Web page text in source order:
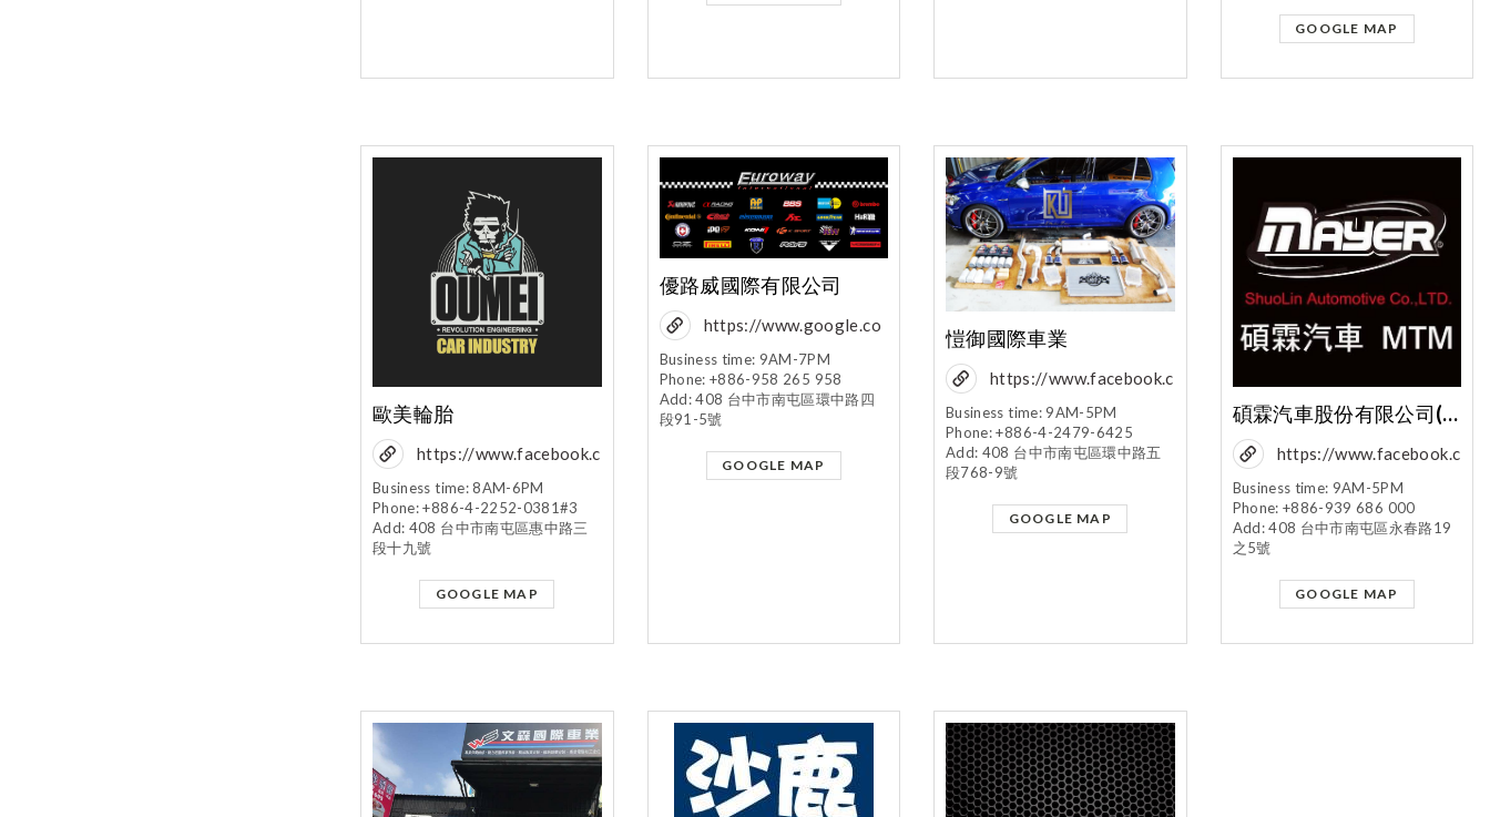
GOOGLE MAP
歐美輪胎
https://www.facebook.c
om/oumeiluntai/?
fref=ts
Business time: 8AM-6PM
Phone: +886-4-2252-0381#3
Add: 408 台中市南屯區惠中路三
段十九號
GOOGLE MAP
優路威國際有限公司
https://www.google.co
m/maps/place/優路威國
際有限公
司/@24.1443045,120.
1!4b1!4m5!3m4!1s0x3
Business time: 9AM-7PM
Phone: +886-958 265 958
Add: 408 台中市南屯區環中路四
段91-5號
GOOGLE MAP
愷御國際車業
https://www.facebook.c
om/kaiyucars/?fref=ts
Business time: 9AM-5PM
Phone: +886-4-2479-6425
Add: 408 台中市南屯區環中路五
段768-9號
GOOGLE MAP
碩霖汽車股份有限公司(MTM Taiwan)
https://www.facebook.c
om/MTMTaiwan/?
fref=ts
Business time: 9AM-5PM
Phone: +886-939 686 000
Add: 408 台中市南屯區永春路19
之5號
GOOGLE MAP